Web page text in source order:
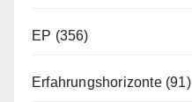
EP (356)
Erfahrungshorizonte(91)